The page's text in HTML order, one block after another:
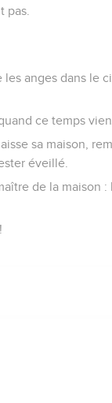
pas.
anges dans le
ce temps
sa maison,
éveillé.
de la maison